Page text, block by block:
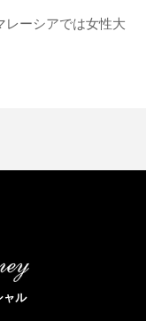
レーシアでは女性大
ャル